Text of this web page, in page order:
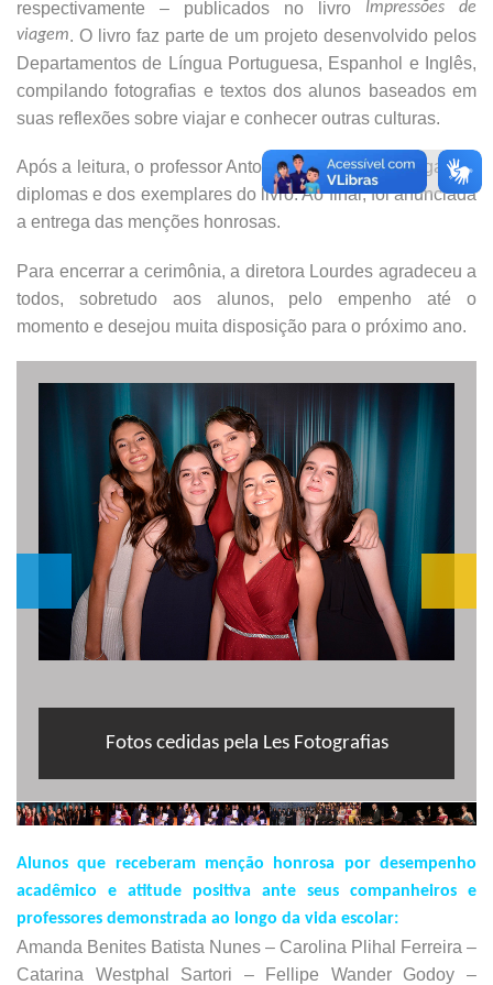
respectivamente – publicados no livro Impressões de
viagem. O livro faz parte de um projeto desenvolvido pelos
Departamentos de Língua Portuguesa, Espanhol e Inglês,
compilando fotografias e textos dos alunos baseados em
suas reflexões sobre viajar e conhecer outras culturas.
Após a leitura, o professor Antonio anunciou a entrega dos
diplomas e dos exemplares do livro. Ao final, foi anunciada
a entrega das menções honrosas.
Para encerrar a cerimônia, a diretora Lourdes agradeceu a
todos, sobretudo aos alunos, pelo empenho até o
momento e desejou muita disposição para o próximo ano.
Fotos cedidas pela Les Fotografias
Alunos que receberam menção honrosa por desempenho
acadêmico e atitude positiva ante seus companheiros e
professores demonstrada ao longo da vida escolar:
Amanda Benites Batista Nunes – Carolina Plihal Ferreira –
Catarina Westphal Sartori – Fellipe Wander Godoy –